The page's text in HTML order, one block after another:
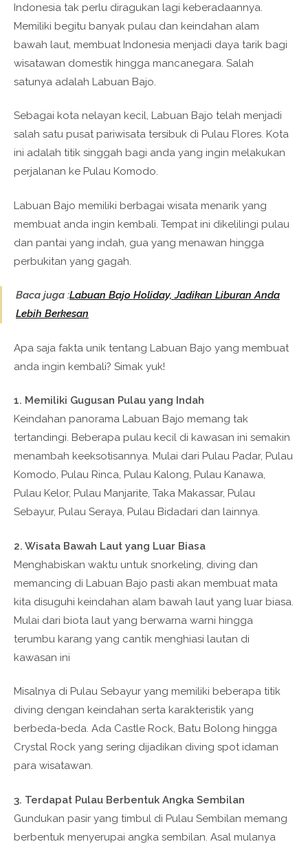
Indonesia tak perlu diragukan lagi keberadaannya.
Memiliki begitu banyak pulau dan keindahan alam
bawah laut, membuat Indonesia menjadi daya tarik bagi
wisatawan domestik hingga mancanegara. Salah
satunya adalah Labuan Bajo.
Sebagai kota nelayan kecil, Labuan Bajo telah menjadi
salah satu pusat pariwisata tersibuk di Pulau Flores. Kota
ini adalah titik singgah bagi anda yang ingin melakukan
perjalanan ke Pulau Komodo.
Labuan Bajo memiliki berbagai wisata menarik yang
membuat anda ingin kembali. Tempat ini dikelilingi pulau
dan pantai yang indah, gua yang menawan hingga
perbukitan yang gagah.
Baca juga :Labuan Bajo Holiday, Jadikan Liburan Anda
Lebih Berkesan
Apa saja fakta unik tentang Labuan Bajo yang membuat
anda ingin kembali? Simak yuk!
1. Memiliki Gugusan Pulau yang Indah
Keindahan panorama Labuan Bajo memang tak
tertandingi. Beberapa pulau kecil di kawasan ini semakin
menambah keeksotisannya. Mulai dari Pulau Padar, Pulau
Komodo, Pulau Rinca, Pulau Kalong, Pulau Kanawa,
Pulau Kelor, Pulau Manjarite, Taka Makassar, Pulau
Sebayur, Pulau Seraya, Pulau Bidadari dan lainnya.
2. Wisata Bawah Laut yang Luar Biasa
Menghabiskan waktu untuk snorkeling, diving dan
memancing di Labuan Bajo pasti akan membuat mata
kita disuguhi keindahan alam bawah laut yang luar biasa.
Mulai dari biota laut yang berwarna warni hingga
terumbu karang yang cantik menghiasi lautan di
kawasan ini
Misalnya di Pulau Sebayur yang memiliki beberapa titik
diving dengan keindahan serta karakteristik yang
berbeda-beda. Ada Castle Rock, Batu Bolong hingga
Crystal Rock yang sering dijadikan diving spot idaman
para wisatawan.
3. Terdapat Pulau Berbentuk Angka Sembilan
Gundukan pasir yang timbul di Pulau Sembilan memang
berbentuk menyerupai angka sembilan. Asal mulanya